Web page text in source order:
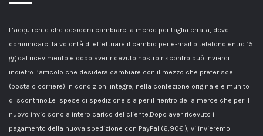
L’acquirente che desidera cambiare la merce per taglia errata, deve
comunicarci la volontà di effettuare il cambio per e-mail o telefono entro 15
gg dal ricevimento e dopo aver ricevuto nostro riscontro può inviarci
indietro l’articolo che desidera cambiare con il mezzo che preferisce
(posta o corriere) in condizioni integre, nella confezione originale e munito
di scontrino.Le spese di spedizione sia per il rientro della merce che per il
nuovo invio sono a intero carico del cliente.Dopo aver ricevuto il
pagamento della nuova spedizione con PayPal (6,90€ ), vi invieremo